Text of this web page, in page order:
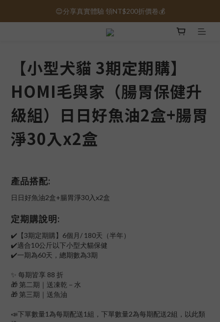
保健品免運｜全館滿1000元免運 🚚
😊分享真實體驗 領NT$200折價卷💰
保健品免運｜全館滿1000元免運 🚚
【小型犬貓 3期定期購】
HOMI毛與家（腸胃保健升
級組）日日好魚油2盒+腸胃
淨30入x2盒
產品搭配:
日日好魚油2盒+腸胃淨30入x2盒
定期購說明:
✔️【3期定期購】6個月/ 180天（半年）
✔️適合10公斤以下小型犬貓保健
✔️一期為60天，總期數為3期
✨ 每期皆享 88 折
🎁 第二期｜送凍乾－水
🎁 第三期｜送魚油
📣下單數量1為每期配送1組，下單數量2為每期配送2組，以此類